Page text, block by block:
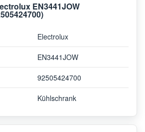
EN3441JOW
Electrolux
EN3441JOW
92505424700
Kühlschrank